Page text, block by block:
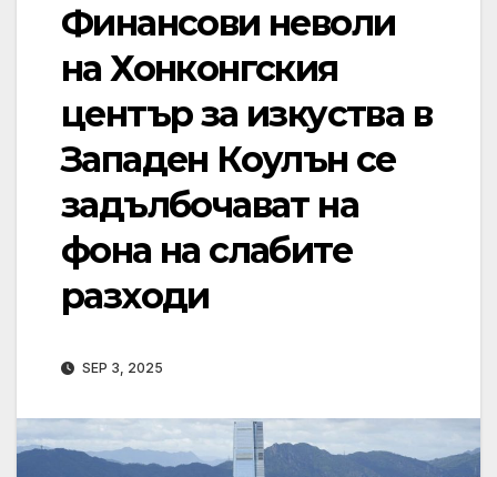
Финансови неволи
на Хонконгския
център за изкуства в
Западен Коулън се
задълбочават на
фона на слабите
разходи
SEP 3, 2025